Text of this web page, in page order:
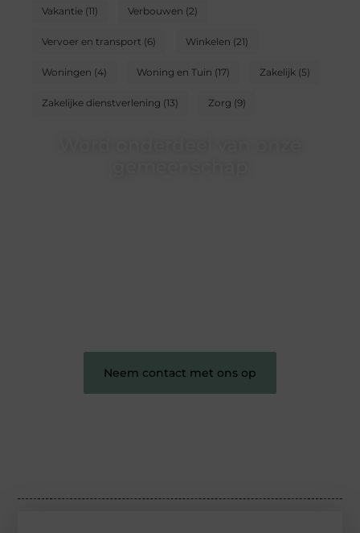
Vakantie(11) Verbouwen (2)
Vervoer en transport (6) Winkelen (21)
Woningen (4) Woning en Tuin (17) Zakelijk(5)
Zakelijke dienstverlening (13) Zorg (9)
Neem contact met ons op